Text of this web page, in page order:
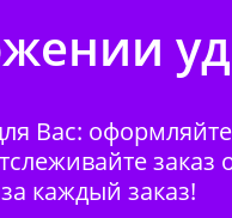
Вас:
каждый заказ!